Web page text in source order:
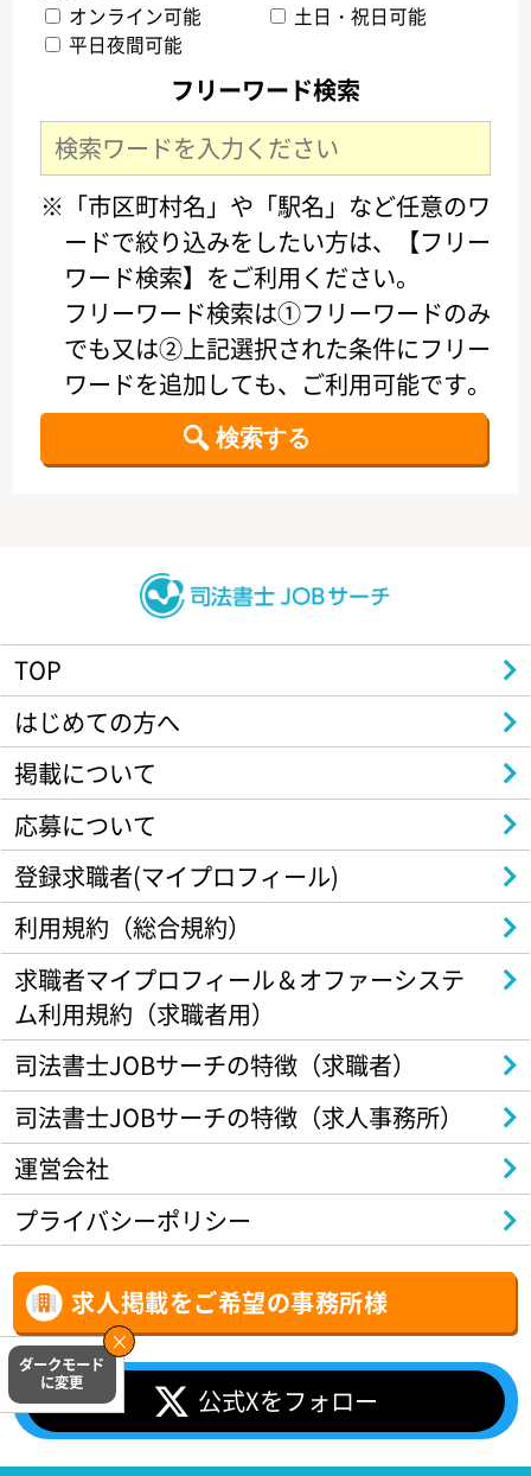
オンライン可能
土日・祝日可能
平日夜間可能
フリーワード検索
※「市区町村名」や「駅名」など任意のワ
ードで絞り込みをしたい方は、【フリー
ワード検索】をご利用ください。
フリーワード検索は①フリーワードのみ
でも又は②上記選択された条件にフリー
ワードを追加しても、ご利用可能です。
TOP
はじめての方へ
掲載について
応募について
登録求職者(マイプロフィール)
利用規約（総合規約）
求職者マイプロフィール＆オファーシステ
ム利用規約（求職者用）
司法書士JOBサーチの特徴（求職者）
司法書士JOBサーチの特徴（求人事務所）
運営会社
プライバシーポリシー
求人掲載をご希望の事務所様
公式Xをフォロー